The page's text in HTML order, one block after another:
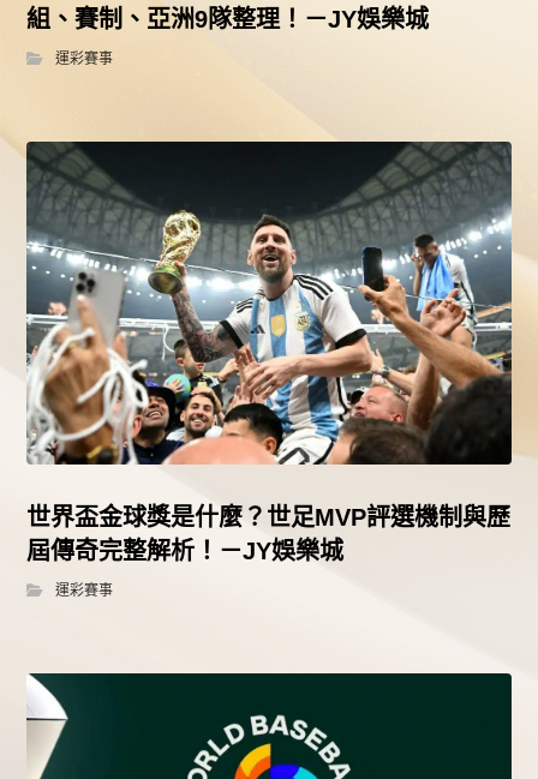
組、賽制、亞洲9隊整理！－JY娛樂城
運彩賽事
世界盃金球獎是什麼？世足MVP評選機制與歷
屆傳奇完整解析！－JY娛樂城
運彩賽事